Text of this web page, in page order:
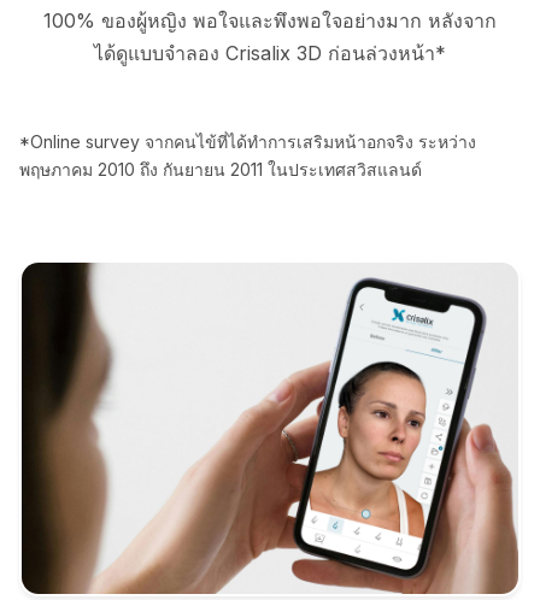
100% ของผู้หญิง พอใจและพึงพอใจอย่างมาก หลังจาก
ได้ดูแบบจำลอง Crisalix 3D ก่อนล่วงหน้า*
*Online survey จากคนไข้ที่ได้ทำการเสริมหน้าอกจริง ระหว่าง
พฤษภาคม 2010 ถึง กันยายน 2011 ในประเทศสวิสแลนด์